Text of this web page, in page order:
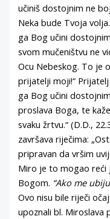
učiniš dostojnim ne
Neka bude Tvoja
ga Bog učini
svom mučeništvu ne
Ocu Nebeskog. To je
prijatelji moji!“
ga Bog učini
proslava Boga, te
svaku žrtvu.“ (D.D.,
završava riječima:
pripravan da vršim
Miro je to mogao reći
Bogom. “Ako me
Ovo nisu bile riječi
upoznali bl.